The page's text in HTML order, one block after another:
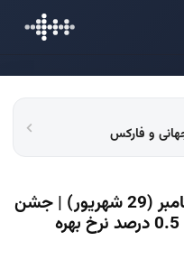
جهانی و فارکس
تحلیل روزانه 19سپتامبر (29 شهریور) | جشن
بازارها بعد از کاهش 0.5 درصد نرخ بهره